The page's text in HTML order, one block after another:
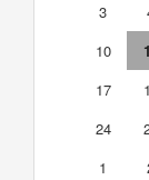
3
10
17
24
1